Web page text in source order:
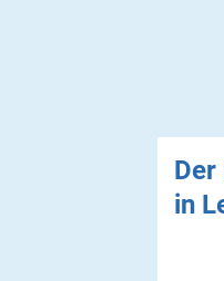
in